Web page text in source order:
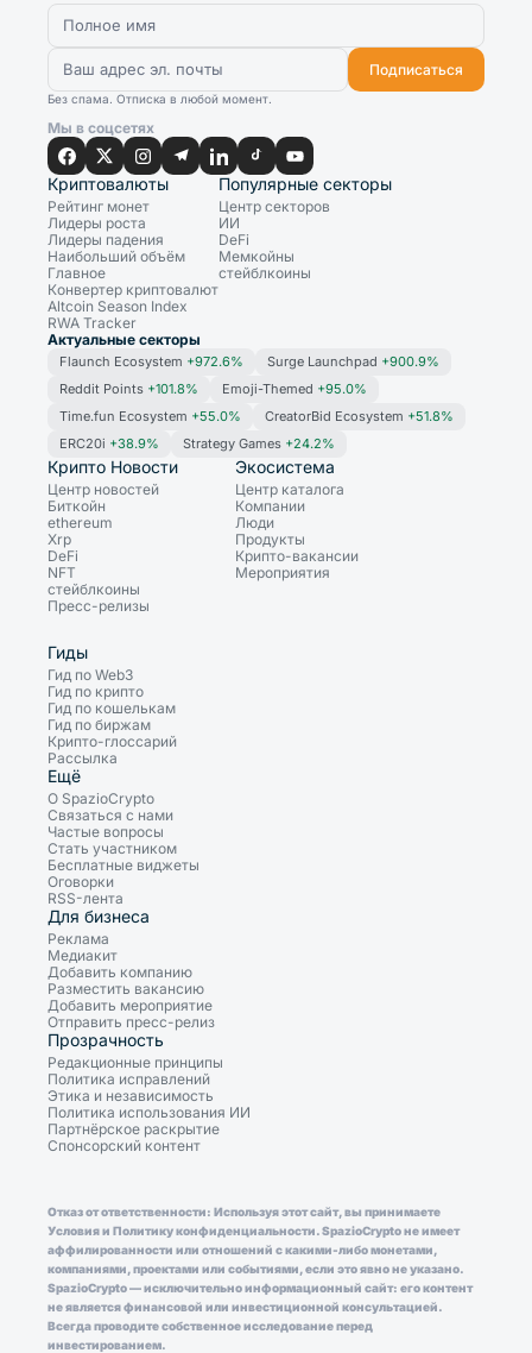
Подписаться
Без спама. Отписка в любой момент.
Мы в соцсетях
Криптовалюты
Рейтинг монет
Лидеры роста
Лидеры падения
Наибольший объём
Главное
Конвертер криптовалют
Altcoin Season Index
RWA Tracker
Популярные секторы
Центр секторов
ИИ
DeFi
Мемкойны
стейблкоины
Актуальные секторы
Flaunch Ecosystem +972.6% Surge Launchpad +900.9%
Reddit Points +101.8% Emoji-Themed +95.0%
Time.fun Ecosystem +55.0% CreatorBid Ecosystem +51.8%
ERC20i +38.9% Strategy Games +24.2%
Крипто Новости
Центр новостей
Биткойн
ethereum
Xrp
DeFi
NFT
стейблкоины
Пресс-релизы
Экосистема
Центр каталога
Компании
Люди
Продукты
Крипто-вакансии
Мероприятия
Гиды
Гид по Web3
Гид по крипто
Гид по кошелькам
Гид по биржам
Крипто-глоссарий
Рассылка
Ещё
О SpazioCrypto
Связаться с нами
Частые вопросы
Стать участником
Бесплатные виджеты
Оговорки
RSS-лента
Для бизнеса
Реклама
Медиакит
Добавить компанию
Разместить вакансию
Добавить мероприятие
Отправить пресс-релиз
Прозрачность
Редакционные принципы
Политика исправлений
Этика и независимость
Политика использования ИИ
Партнёрское раскрытие
Спонсорский контент
Отказ от ответственности: Используя этот сайт, вы принимаете
Условия и Политику конфиденциальности. SpazioCrypto не имеет
аффилированности или отношений с какими-либо монетами,
компаниями, проектами или событиями, если это явно не указано.
SpazioCrypto — исключительно информационный сайт: его контент
не является финансовой или инвестиционной консультацией.
Всегда проводите собственное исследование перед
инвестированием.